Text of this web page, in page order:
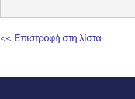
<< Επιστροφή στη λίστα